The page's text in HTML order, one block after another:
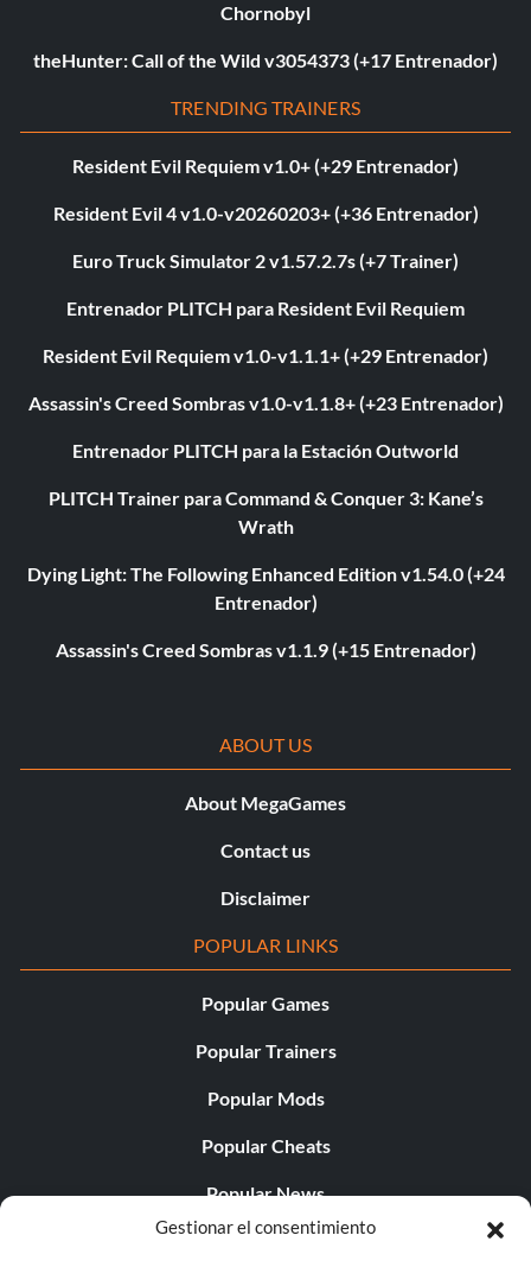
Gestionar el consentimiento
Chornobyl
theHunter: Call of the Wild v3054373 (+17 Entrenador)
TRENDING TRAINERS
Resident Evil Requiem v1.0+ (+29 Entrenador)
Resident Evil 4 v1.0-v20260203+ (+36 Entrenador)
Euro Truck Simulator 2 v1.57.2.7s (+7 Trainer)
Entrenador PLITCH para Resident Evil Requiem
Resident Evil Requiem v1.0-v1.1.1+ (+29 Entrenador)
Assassin's Creed Sombras v1.0-v1.1.8+ (+23 Entrenador)
Entrenador PLITCH para la Estación Outworld
PLITCH Trainer para Command & Conquer 3: Kane’s
Wrath
Dying Light: The Following Enhanced Edition v1.54.0 (+24
Entrenador)
Assassin's Creed Sombras v1.1.9 (+15 Entrenador)
ABOUT US
About MegaGames
Contact us
Disclaimer
POPULAR LINKS
Popular Games
Popular Trainers
Popular Mods
Popular Cheats
Popular News
Popular Editorials